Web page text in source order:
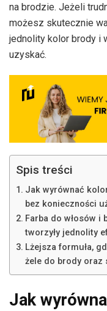
na brodzie. Jeżeli
możesz skutecznie
jednolity kolor brody i
uzyskać.
Spis treści
Jak wyrównać
bez konieczności
Farba do włosów i
tworzyły jednolity
Lżejsza formuła,
żele do brody oraz
Jak